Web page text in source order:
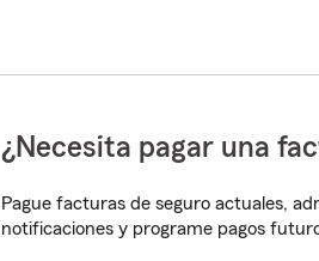
¿Necesita pagar una
Pague facturas de seguro actuales,
notificaciones y programe pagos